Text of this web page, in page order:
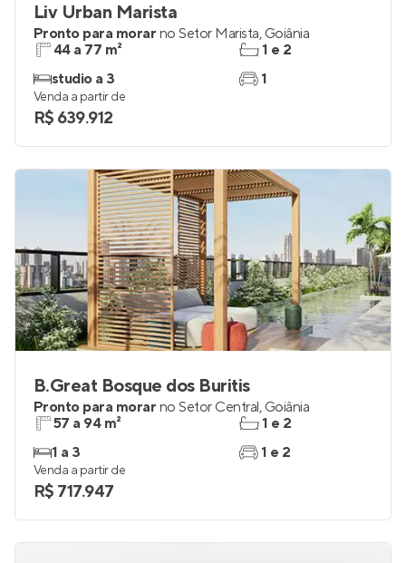
Liv Urban Marista
Pronto para morar no Setor Marista, Goiânia
44 a 77 m²
studio a 3
1 e 2
1
Venda a partir de
R$ 639.912
B.Great Bosque dos Buritis
Pronto para morar no Setor Central, Goiânia
57 a 94 m²
1 a 3
1 e 2
1 e 2
Venda a partir de
R$ 717.947